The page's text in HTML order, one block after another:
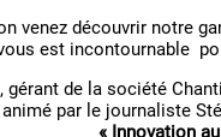
venez découvrir notre
est incontournable
gérant de la société
animé par le journaliste
« Innovation